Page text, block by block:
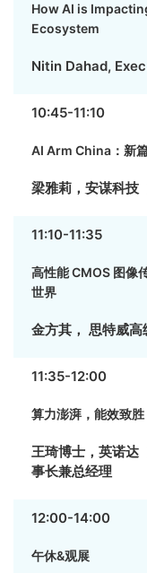
How AI is
Ecosystem
Nitin Dahad,
10:45-11:10
AI Arm China：新
梁雅莉，安谋科技
11:10-11:35
高性能 CMOS 图像
世界
金方其， 思特威高
11:35-12:00
算力澎湃，能效致
王琦博士，英诺达
事长兼总经理
12:00-14:00
午休&观展